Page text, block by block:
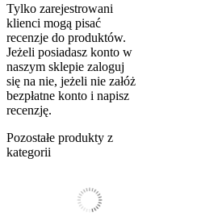
Tylko zarejestrowani
klienci mogą pisać
recenzje do produktów.
Jeżeli posiadasz konto w
naszym sklepie zaloguj
się na nie, jeżeli nie załóż
bezpłatne konto i napisz
recenzję.
Pozostałe produkty z
kategorii